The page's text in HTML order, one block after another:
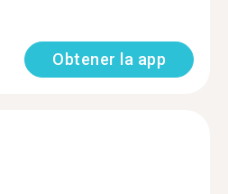
Obtener la app